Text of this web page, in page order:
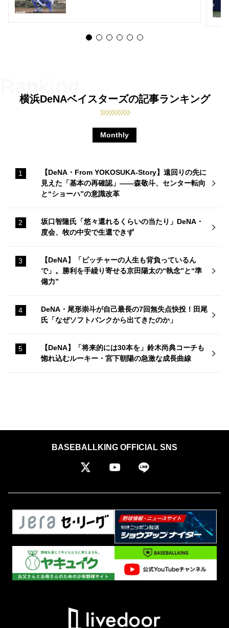
横浜DeNAベイスターズの記事ランキング
Monthly
【DeNA・From YOKOSUKA-Story】遠回りの先に
見えた「基本の再確認」——森敬斗、センター転向
と“ショーハ”の意識改革
坂口智隆氏「悠々還れるくらいの当たり」DeNA・
度会、牧の中安で生還できず
【DeNA】「ピッチャーの人生も背負っているん
で」。勝利を手繰り寄せる京田陽太の“執念”と“準
備力”
DeNA・尾形崇斗が自己最長の7回無失点快投！田尾
氏「なぜソフトバンクから出てきたのか」
【DeNA】「将来的には30本を」鈴木尚典コーチも
惚れ込むルーキー・宮下朝陽の急激な成長曲線
BASEBALLKING OFFICIAL SNS